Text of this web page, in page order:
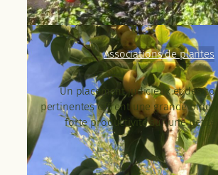
Associations de plantes
Un placement judicieux et des
pertinentes offrent une grande
forte productivité sur une petite